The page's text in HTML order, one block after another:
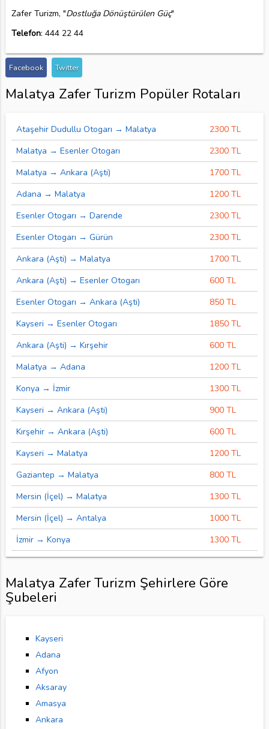
Zafer Turizm, "Dostluğa Dönüştürülen Güç"
Telefon: 444 22 44
Facebook Twitter
Malatya Zafer Turizm Popüler Rotaları
Ataşehir Dudullu Otogarı → Malatya
2300 TL
Malatya → Esenler Otogarı
2300 TL
Malatya → Ankara (Aşti)
1700 TL
Adana → Malatya
1200 TL
Esenler Otogarı → Darende
2300 TL
Esenler Otogarı → Gürün
2300 TL
Ankara (Aşti) → Malatya
1700 TL
Ankara (Aşti) → Esenler Otogarı
600 TL
Esenler Otogarı → Ankara (Aşti)
850 TL
Kayseri → Esenler Otogarı
1850 TL
Ankara (Aşti) → Kırşehir
600 TL
Malatya → Adana
1200 TL
Konya → İzmir
1300 TL
Kayseri → Ankara (Aşti)
900 TL
Kırşehir → Ankara (Aşti)
600 TL
Kayseri → Malatya
1200 TL
Gaziantep → Malatya
800 TL
Mersin (İçel) → Malatya
1300 TL
Mersin (İçel) → Antalya
1000 TL
İzmir → Konya
1300 TL
Malatya Zafer Turizm Şehirlere Göre
Şubeleri
Kayseri
Adana
Afyon
Aksaray
Amasya
Ankara